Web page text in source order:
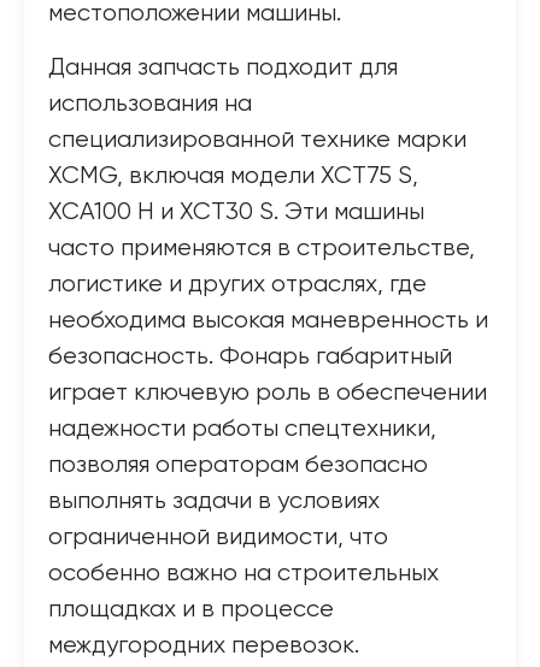
местоположении машины.
Данная запчасть подходит для
использования на
специализированной технике марки
XCMG, включая модели XCT75 S,
XCA100 H и XCT30 S. Эти машины
часто применяются в строительстве,
логистике и других отраслях, где
необходима высокая маневренность и
безопасность. Фонарь габаритный
играет ключевую роль в обеспечении
надежности работы спецтехники,
позволяя операторам безопасно
выполнять задачи в условиях
ограниченной видимости, что
особенно важно на строительных
площадках и в процессе
междугородних перевозок.